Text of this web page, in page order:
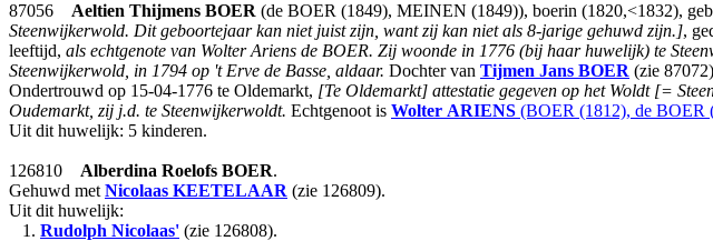
87056 Aeltien Thijmens BOER (de BOER (1849), MEINEN (1849)), boerin (1820,<1832),
Steenwijkerwold. Dit geboortejaar kan niet juist zijn, want zij kan niet als 8-jarige gehuwd zijn.],
leeftijd, als echtgenote van Wolter Ariens de BOER. Zij woonde in 1776 (bij haar huwelijk) te
Steenwijkerwold, in 1794 op 't Erve de Basse, aldaar. Dochter van Tijmen Jans BOER (zie
Ondertrouwd op 15-04-1776 te Oldemarkt, [Te Oldemarkt] attestatie gegeven op het Woldt [=
Oudemarkt, zij j.d. te Steenwijkerwoldt. Echtgenoot is Wolter ARIENS (BOER (1812), de BOER
Uit dit huwelijk: 5 kinderen.
126810 Alberdina Roelofs BOER.
Gehuwd met Nicolaas KEETELAAR (zie 126809).
Uit dit huwelijk:
1. Rudolph Nicolaas' (zie 126808).